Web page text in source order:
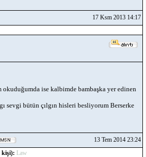
17 Ksm 2013 14:17
okuduğumda ise kalbimde bambaşka yer edinen
sevgi bütün çılgın hisleri besliyorum Berserke
13 Tem 2014 23:24
kişi): Law